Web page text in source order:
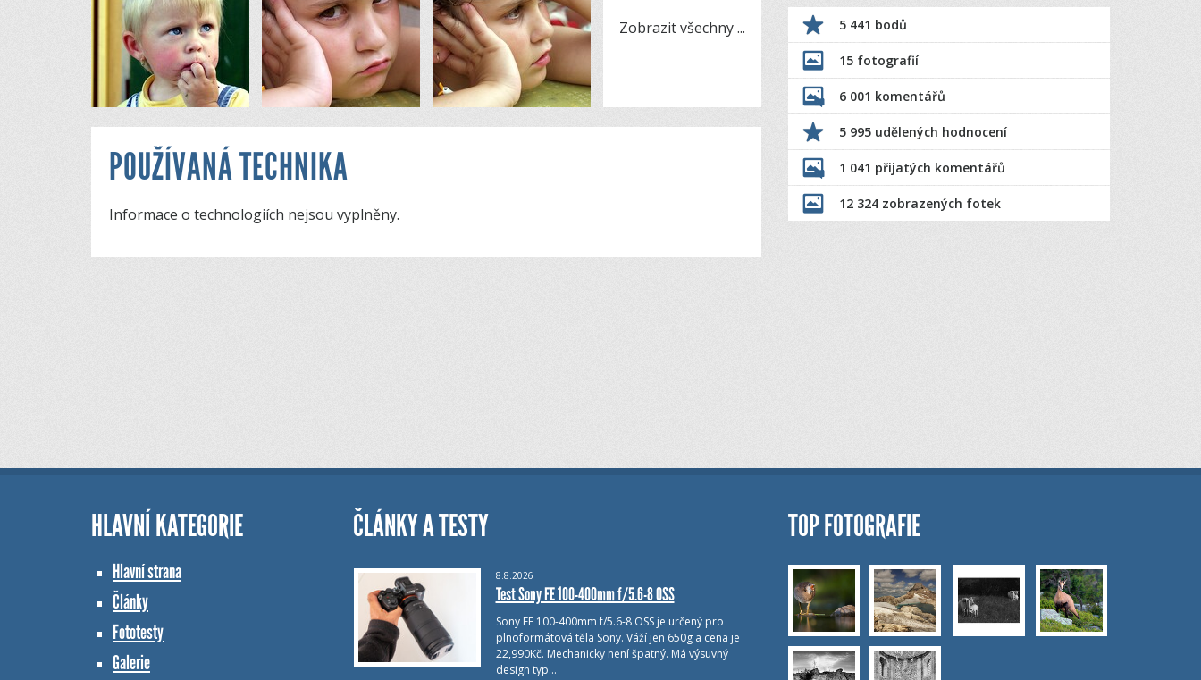
Zobrazit všechny...
POUŽÍVANÁ TECHNIKA
Informace o technologiích nejsou vyplněny.
5 441 bodů
15 fotografií
6 001 komentářů
5 995 udělených hodnocení
1 041 přijatých komentářů
12 324 zobrazených fotek
HLAVNÍ KATEGORIE
Hlavní strana
Články
Fototesty
Galerie
ČLÁNKY A TESTY
8.8.2026
Test Sony FE 100-400mm f/5.6-8 OSS
Sony FE 100-400mm f/5.6-8 OSS je určený pro
plnoformátová těla Sony. Váží jen 650g a cena je
22,990Kč. Mechanicky není špatný. Má výsuvný
design typ…
TOP FOTOGRAFIE